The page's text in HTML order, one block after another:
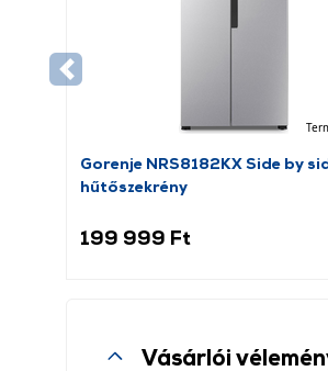
Gorenje NRS8182KX Side by
hűtőszekrény
199 999 Ft
Vásárlói